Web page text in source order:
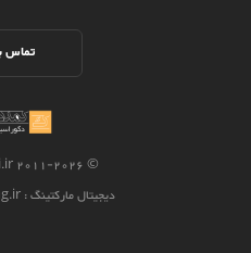
تماس
© 2011-
2026 Komoddivari.ir
دیجیتال مارکتینگ: digitallmarketing.ir